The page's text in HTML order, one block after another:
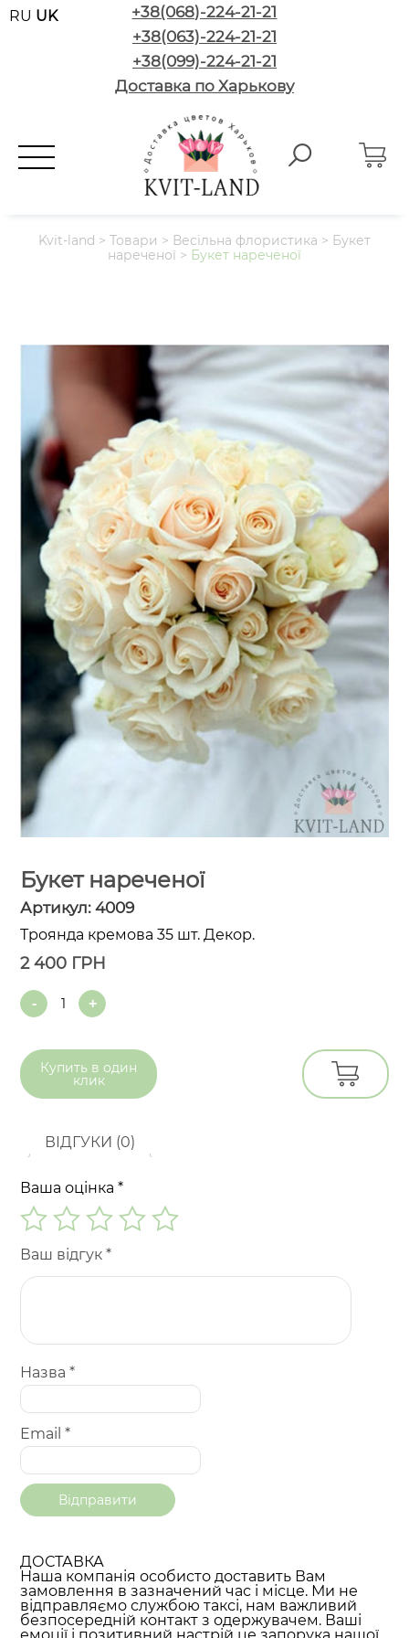
RU UK
+38(068)-224-21-21
+38(063)-224-21-21
+38(099)-224-21-21
Доставка по Харькову
Kvit-land > Товари > Весільна флористика > Букет
нареченої > Букет нареченої
Букет нареченої
Артикул:4009
Троянда кремова 35 шт. Декор.
2 400 ГРН
Quantity
Купить в один
клик
ВІДГУКИ (0)
Ваша оцінка*
Ваш відгук*
Назва*
Email*
ДОСТАВКА
Наша компанія особисто доставить Вам
замовлення в зазначений час і місце. Ми не
відправляємо службою таксі, нам важливий
безпосередній контакт з одержувачем. Ваші